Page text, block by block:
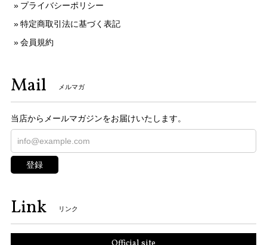
プライバシーポリシー
特定商取引法に基づく表記
会員規約
Mail メルマガ
当店からメールマガジンをお届けいたします。
登録
Link リンク